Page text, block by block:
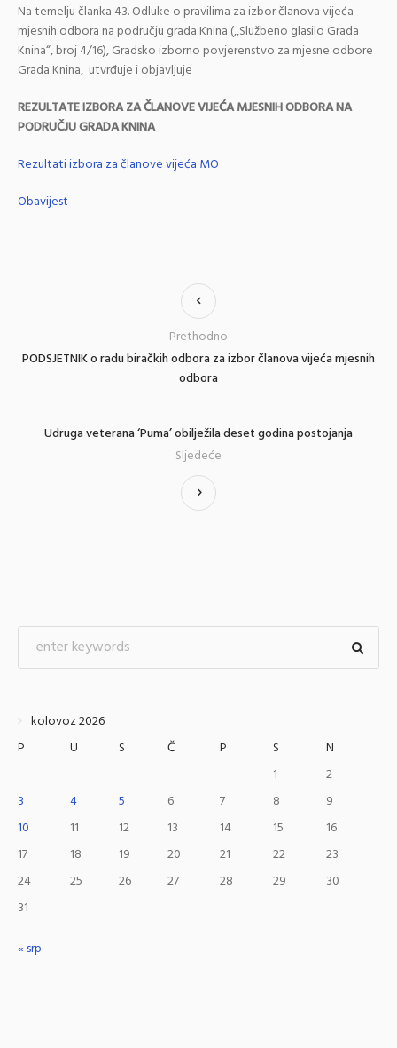
Na temelju članka 43. Odluke o pravilima za izbor članova vijeća
mjesnih odbora na području grada Knina (,,Službeno glasilo Grada
Knina“, broj 4/16), Gradsko izborno povjerenstvo za mjesne odbore
Grada Knina, utvrđuje i objavljuje
REZULTATE IZBORA ZA ČLANOVE VIJEĆA MJESNIH ODBORA NA
PODRUČJU GRADA KNINA
Rezultati izbora za članove vijeća MO
Obavijest
PODSJETNIK o radu biračkih odbora za izbor članova vijeća mjesnih
odbora
Prethodno
Udruga veterana ‘Puma’ obilježila deset godina postojanja
Sljedeće
kolovoz 2026
P
U S Č P S
N
1
2
3
4 5 6 7 8
9
10
11 12 13 14 15
16
17
18 19 20 21 22
23
24
25 26 27 28 29
30
31
« srp